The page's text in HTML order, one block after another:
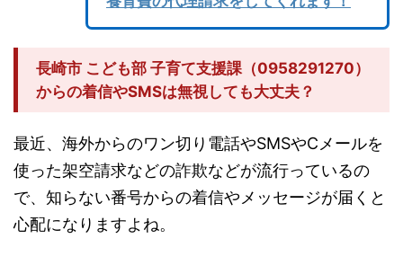
長崎市 こども部 子育て支援課（0958291270）
からの着信やSMSは無視しても大丈夫？
最近、海外からのワン切り電話やSMSやCメールを
使った架空請求などの詐欺などが流行っているの
で、知らない番号からの着信やメッセージが届くと
心配になりますよね。